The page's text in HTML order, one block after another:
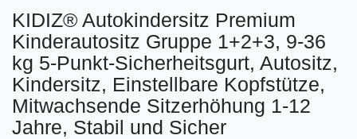
KIDIZ® Autokindersitz Premium
Kinderautositz Gruppe 1+2+3, 9-36
kg 5-Punkt-Sicherheitsgurt, Autositz,
Kindersitz, Einstellbare Kopfstütze,
Mitwachsende Sitzerhöhung 1-12
Jahre, Stabil und Sicher